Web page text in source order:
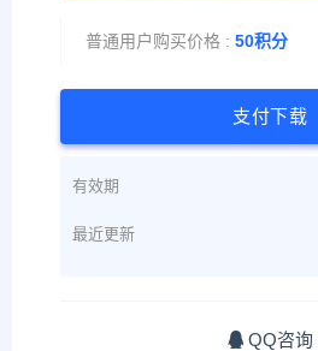
普通用户购买价格 : 50积分
支付下载
有效期
最近更新
QQ咨询